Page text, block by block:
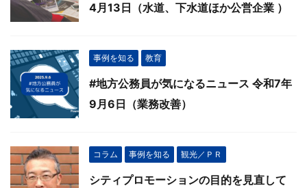
4月13日（水道、下水道ほか公営企業 ）
事例を知る 教育
#地方公務員が気になるニュース 令和7年
9月6日（業務改善）
コラム 事例を知る 観光／ＰＲ
シティプロモーションの目的を見直して